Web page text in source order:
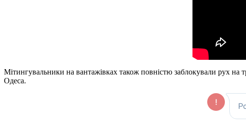
Мітингувальники на вантажівках також повністю заблокували рух на
Одеса.